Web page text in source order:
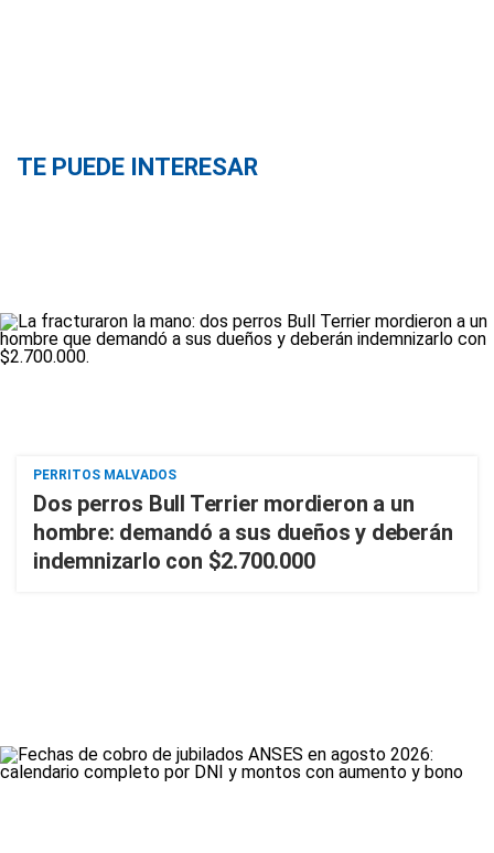
TE PUEDE INTERESAR
PERRITOS MALVADOS
Dos perros Bull Terrier mordieron a un
hombre: demandó a sus dueños y deberán
indemnizarlo con $2.700.000